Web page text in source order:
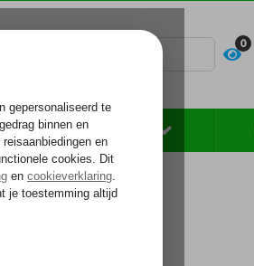
0
Zonvakantie
thuiskomen...